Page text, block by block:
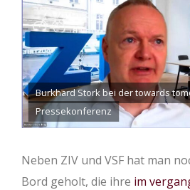
Burkhard Stork bei der towards
Pressekonferenz
Neben ZIV und VSF hat man
Bord geholt, die ihre im